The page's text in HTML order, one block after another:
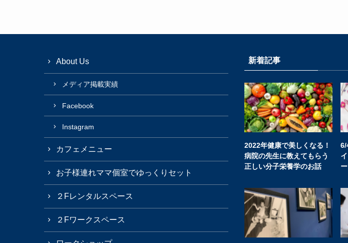
About Us
メディア掲載実績
Facebook
Instagram
カフェメニュー
お子様連れママ個室でゆっくりセット
２Fレンタルスペース
２Fワークスペース
新着記事
2022年健康で美しくなる！
病院の先生に教えてもらう
正しい分子栄養学のお話
6/